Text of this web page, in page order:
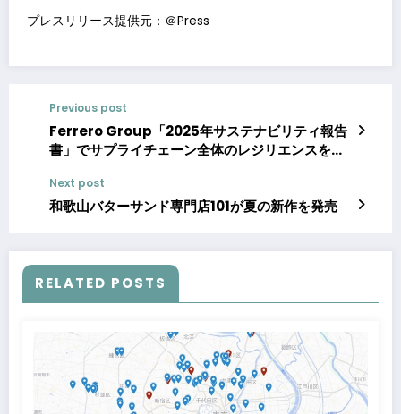
プレスリリース提供元：＠Press
Previous post
Ferrero Group「2025年サステナビリティ報告
書」でサプライチェーン全体のレジリエンスを推
（Ferrero Farming Values）」に焦点
Next post
和歌山バターサンド専門店101が夏の新作を発売
RELATED POSTS